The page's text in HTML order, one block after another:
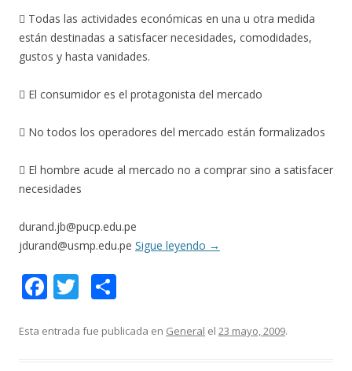
 Todas las actividades económicas en una u otra medida
están destinadas a satisfacer necesidades, comodidades,
gustos y hasta vanidades.
 El consumidor es el protagonista del mercado
 No todos los operadores del mercado están formalizados
 El hombre acude al mercado no a comprar sino a satisfacer
necesidades
durand.jb@pucp.edu.pe
jdurand@usmp.edu.pe Sigue leyendo →
F
e
T
itt m
Esta entrada fue publicada en General el 23 mayo, 2009.